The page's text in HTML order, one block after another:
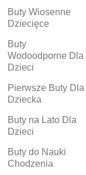
Buty Wiosenne
Dziecięce
Buty
Wodoodporne Dla
Dzieci
Pierwsze Buty Dla
Dziecka
Buty na Lato Dla
Dzieci
Buty do Nauki
Chodzenia